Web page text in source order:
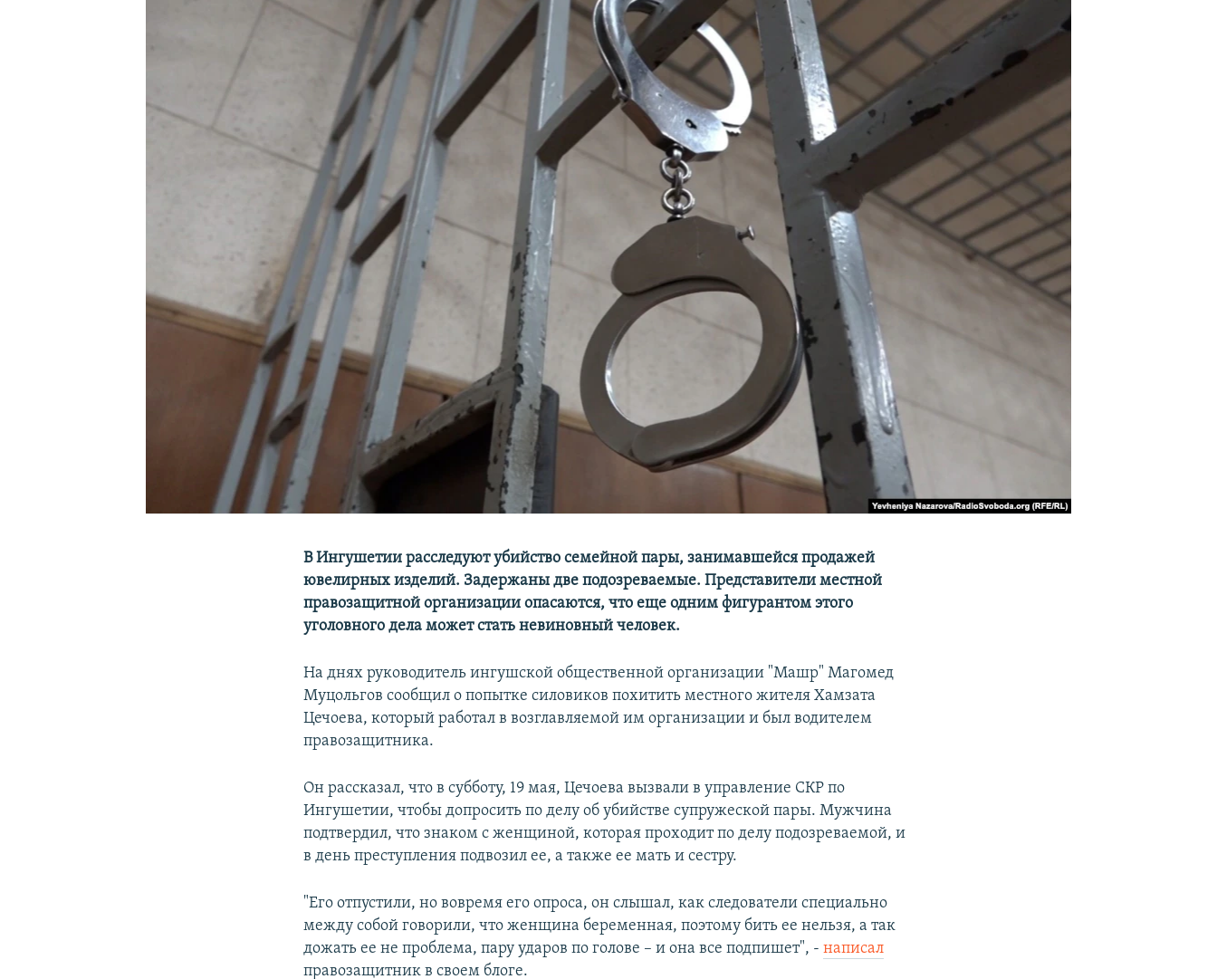
В Ингушетии расследуют убийство семейной пары, занимавшейся продажей
ювелирных изделий. Задержаны две подозреваемые. Представители местной
правозащитной организации опасаются, что еще одним фигурантом этого
уголовного дела может стать невиновный человек.
На днях руководитель ингушской общественной организации "Машр" Магомед
Муцольгов сообщил о попытке силовиков похитить местного жителя Хамзата
Цечоева, который работал в возглавляемой им организации и был водителем
правозащитника.
Он рассказал, что в субботу, 19 мая, Цечоева вызвали в управление СКР по
Ингушетии, чтобы допросить по делу об убийстве супружеской пары. Мужчина
подтвердил, что знаком с женщиной, которая проходит по делу подозреваемой, и
в день преступления подвозил ее, а также ее мать и сестру.
"Его отпустили, но вовремя его опроса, он слышал, как следователи специально
между собой говорили, что женщина беременная, поэтому бить ее нельзя, а так
дожать ее не проблема, пару ударов по голове – и она все подпишет", -написал
правозащитник в своем блоге.